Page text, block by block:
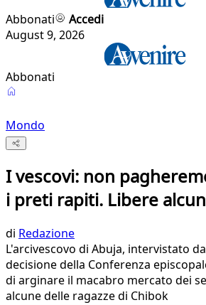
Abbonati
Accedi
August 9, 2026
Abbonati
Mondo
I vescovi: non
i preti rapiti. Libere
di Redazione
L'arcivescovo di Abuja, intervistato
decisione della Conferenza
di arginare il macabro mercato dei
alcune delle ragazze di Chibok